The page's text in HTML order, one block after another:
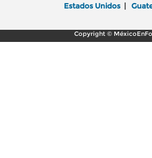
Estados Unidos |
Copyright ©